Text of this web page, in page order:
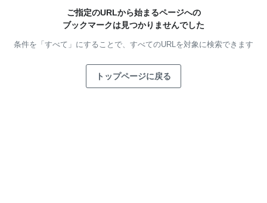
ご指定のURLから始まるページへの
ブックマークは見つかりませんでした
条件を「すべて」にすることで、 すべてのURLを対象に検索できます
トップページに戻る